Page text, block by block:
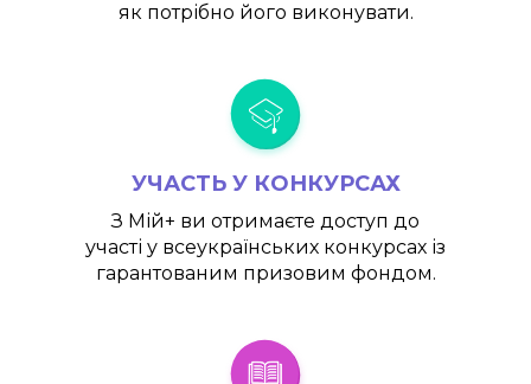
як потрібно його виконувати.
УЧАСТЬ У КОНКУРСАХ
З Мій+ ви отримаєте доступ до
участі у всеукраїнських конкурсах із
гарантованим призовим фондом.